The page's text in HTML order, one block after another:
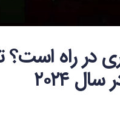
هزار دلاری در